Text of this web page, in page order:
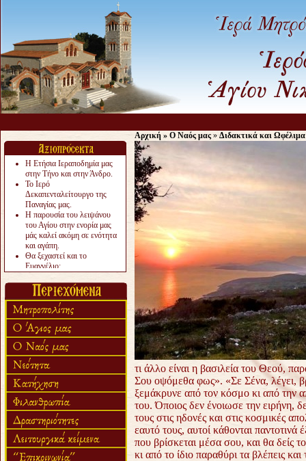
Η Ετήσια Ιεραποδημία μας
στην Τήνο και στην Άνδρο.
Το Ιερό
Δεκαπενταλείτουργο της
Παναγίας μας.
Η παρουσία του λειψάνου
του Αγίου στην ενορία μας
μάς καλεί ακόμη σε ενότητα
και αγάπη.
Θα ξεχαστεί και το
Ευαγγέλιο;
«πολύ αργά».
Ζητείται....
Αρχική » Ο Ναός μας » Διδακτικά και Ωφέλιμα
τι άλλο είναι η βασιλεία του Θεού,
Σου οψόμεθα φως». «Σε Σένα, λέγει,
ξεμάκρυνε από τον κόσμο κι από την
του.Όποιος δεν ένοιωσε την ειρήνη,
τους στις ηδονές και στις κοσμικές
εαυτό τους, αυτοί κάθονται
που βρίσκεται μέσα σου, και θα δείς το
κι από το ίδιο παραθύρι τα βλέπεις